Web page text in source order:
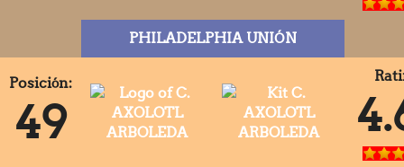
PHILADELPHIA UNIÓN
Posición:
49